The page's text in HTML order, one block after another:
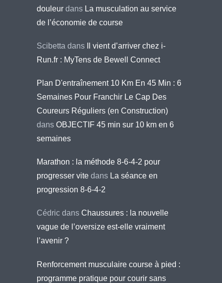
douleur dans La musculation au service
de l’économie de course
Scibetta dans
Il vient d’arriver chez i-
Run.fr : MyTens de Bewell Connect
Plan D'entraînement 10 Km En 45 Min : 6
Semaines Pour Franchir Le Cap Des
Coureurs Réguliers (en Construction)
dans OBJECTIF 45 min sur 10 km en 6
semaines
Marathon : la méthode 8-6-4-2 pour
progresser vite dans La séance en
progression 8-6-4-2
Cédric dans Chaussures : la nouvelle
vague de l’oversize est-elle vraiment
l’avenir ?
Renforcement musculaire course à pied :
programme pratique pour courir sans